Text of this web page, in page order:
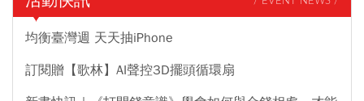
均衡臺灣週 天天抽iPhone
訂閱贈【歌林】AI聲控3D擺頭循環扇